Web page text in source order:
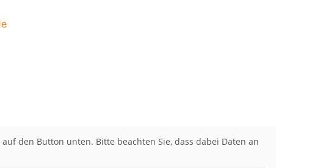
den Button unten. Bitte beachten Sie, dass dabei Daten an